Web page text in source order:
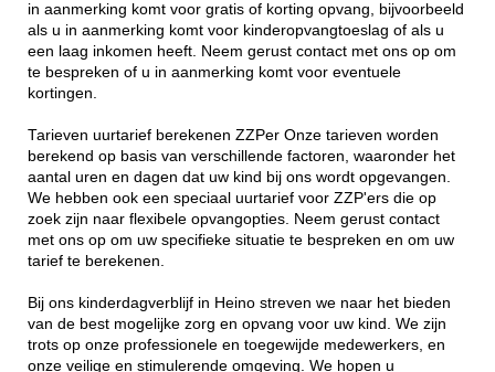
in aanmerking komt voor gratis of korting opvang, bijvoorbeeld
als u in aanmerking komt voor kinderopvangtoeslag of als u
een laag inkomen heeft. Neem gerust contact met ons op om
te bespreken of u in aanmerking komt voor eventuele
kortingen.
Tarieven uurtarief berekenen ZZPer Onze tarieven worden
berekend op basis van verschillende factoren, waaronder het
aantal uren en dagen dat uw kind bij ons wordt opgevangen.
We hebben ook een speciaal uurtarief voor ZZP'ers die op
zoek zijn naar flexibele opvangopties. Neem gerust contact
met ons op om uw specifieke situatie te bespreken en om uw
tarief te berekenen.
Bij ons kinderdagverblijf in Heino streven we naar het bieden
van de best mogelijke zorg en opvang voor uw kind. We zijn
trots op onze professionele en toegewijde medewerkers, en
onze veilige en stimulerende omgeving. We hopen u